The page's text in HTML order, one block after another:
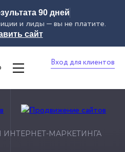
90 дней
и лиды — вы не платите.
сайт
Вход для клиентов
МАРКЕТИНГА